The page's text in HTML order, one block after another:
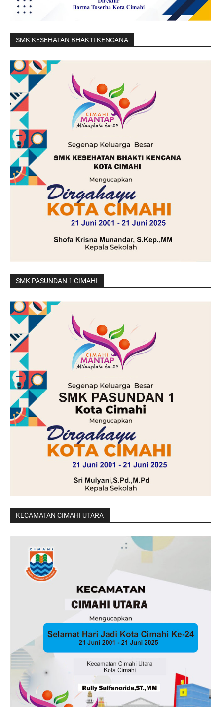
SMK KESEHATAN BHAKTI KENCANA
SMK PASUNDAN 1 CIMAHI
KECAMATAN CIMAHI UTARA